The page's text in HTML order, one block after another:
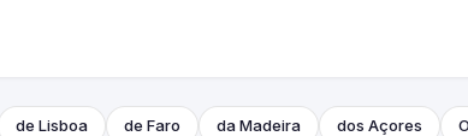
de Lisboa de Faro da Madeira dos Açores